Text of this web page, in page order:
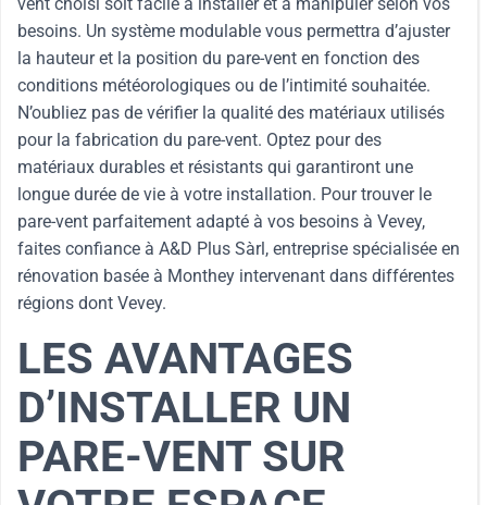
besoins. Un système modulable vous permettra d’ajuster
la hauteur et la position du pare-vent en fonction des
conditions météorologiques ou de l’intimité souhaitée.
N’oubliez pas de vérifier la qualité des matériaux utilisés
pour la fabrication du pare-vent. Optez pour des
matériaux durables et résistants qui garantiront une
longue durée de vie à votre installation. Pour trouver le
pare-vent parfaitement adapté à vos besoins à Vevey,
faites confiance à A&D Plus Sàrl, entreprise spécialisée en
rénovation basée à Monthey intervenant dans différentes
régions dont Vevey.
LES AVANTAGES
D’INSTALLER UN
PARE-VENT SUR